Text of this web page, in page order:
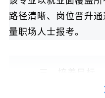
路径清晰、岗位晋升
量职场人士报考。